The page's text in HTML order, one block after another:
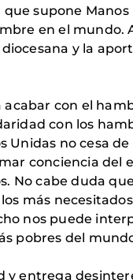
supone
en el mundo.
y la
con el
con los
Unidas no cesa
conciencia del
No cabe duda
más
nos puede
pobres del
entrega